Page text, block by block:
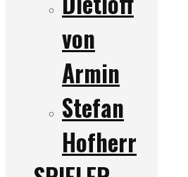
von
Armin
Stefan
Hofherr